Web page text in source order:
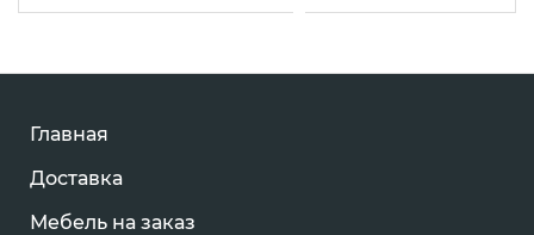
Главная
Доставка
Мебель на заказ